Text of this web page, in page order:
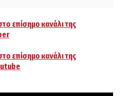
επίσημο κανάλι της
επίσημο κανάλι της